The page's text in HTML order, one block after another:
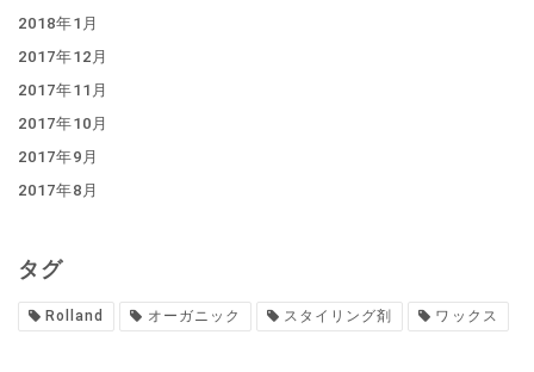
2018年1月
2017年12月
2017年11月
2017年10月
2017年9月
2017年8月
タグ
Rolland オーガニック スタイリング剤 ワックス